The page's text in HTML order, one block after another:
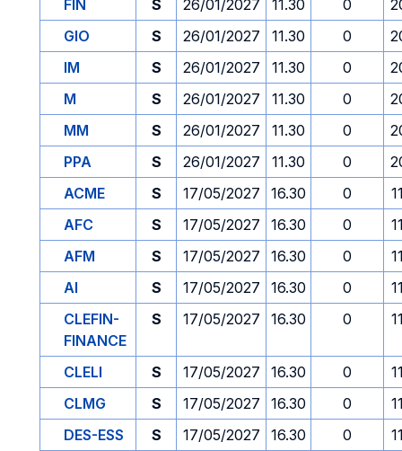
FIN S 26/01/2027 11.30 0
GIO
S 26/01/2027 11.30 0
IM
S 26/01/2027 11.30 0
M
S 26/01/2027 11.30 0
MM
S 26/01/2027 11.30 0
PPA
S 26/01/2027 11.30 0
ACME
S 17/05/2027 16.30 0
AFC
S 17/05/2027 16.30 0
AFM
S 17/05/2027 16.30 0
AI
S 17/05/2027 16.30 0
CLEFIN-
FINANCE
S 17/05/2027 16.30 0
CLELI S 17/05/2027 16.30 0
CLMG
S 17/05/2027 16.30 0
DES-ESS
S 17/05/2027 16.30 0